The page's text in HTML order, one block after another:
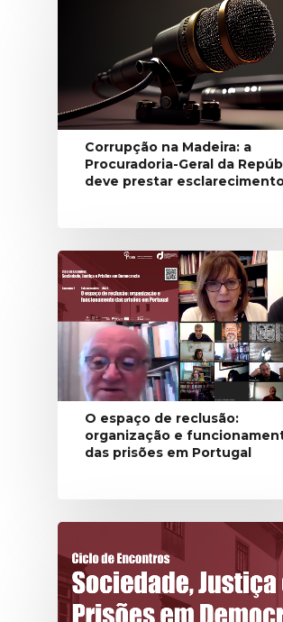
Corrupção na Madeira: a
Procuradoria-Geral da
deve prestar
O espaço de reclusão:
organização e
das prisões em Portugal